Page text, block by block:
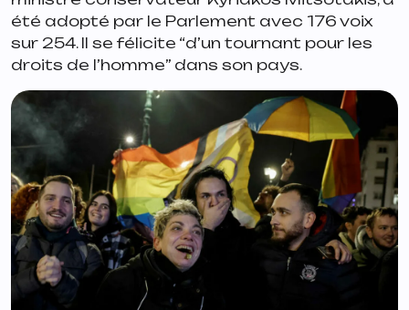
été adopté par le Parlement avec 176 voix
sur 254. Il se félicite “d’un tournant pour les
droits de l’homme” dans son pays.